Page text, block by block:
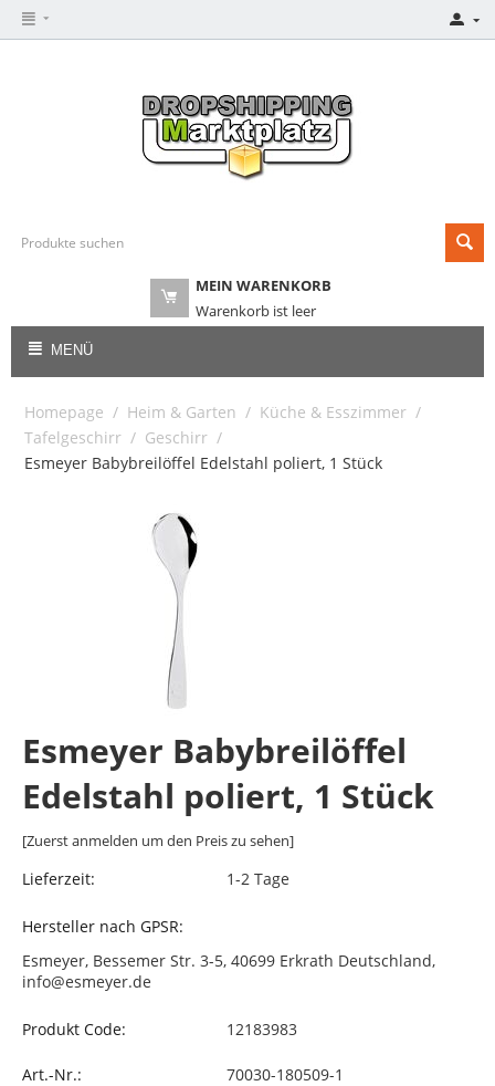
MEIN WARENKORB
Warenkorb ist leer
MENÜ
Homepage / Heim & Garten / Küche & Esszimmer /
Tafelgeschirr / Geschirr /
Esmeyer Babybreilöffel Edelstahl poliert, 1 Stück
Esmeyer Babybreilöffel
Edelstahl poliert, 1 Stück
[Zuerst anmelden um den Preis zu sehen]
Lieferzeit: 1-2 Tage
Hersteller nach GPSR:
Esmeyer, Bessemer Str. 3-5, 40699 Erkrath Deutschland,
info@esmeyer.de
Produkt Code: 12183983
Art.-Nr.: 70030-180509-1